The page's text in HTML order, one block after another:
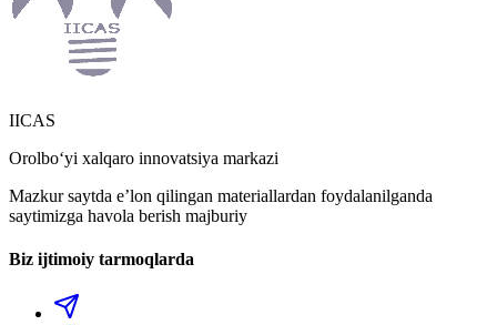
IICAS
Orolboʻyi xalqaro innovatsiya markazi
Mazkur saytda eʼlon qilingan materiallardan foydalanilganda
saytimizga havola berish majburiy
Biz ijtimoiy tarmoqlarda